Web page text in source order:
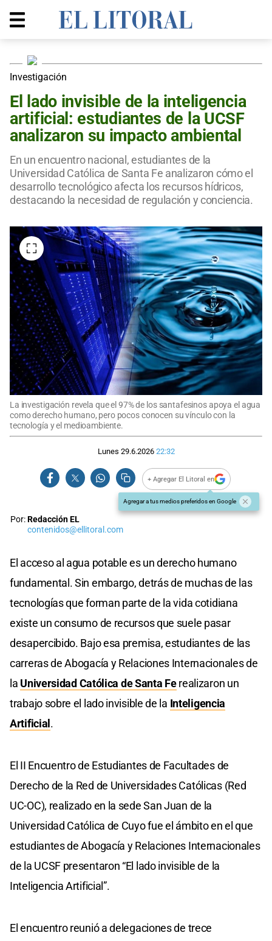
Investigación
El lado invisible de la inteligencia
artificial: estudiantes de la UCSF
analizaron su impacto ambiental
En un encuentro nacional, estudiantes de la
Universidad Católica de Santa Fe analizaron cómo el
desarrollo tecnológico afecta los recursos hídricos,
destacando la necesidad de regulación y conciencia.
La investigación revela que el 97% de los santafesinos apoya el agua
como derecho humano, pero pocos conocen su vínculo con la
tecnología y el medioambiente.
Lunes 29.6.2026 22:32
+ Agregar El Litoral en
Agregar a tus medios preferidos en Google
Por:Redacción EL
contenidos@ellitoral.com
El acceso al agua potable es un derecho humano
fundamental. Sin embargo, detrás de muchas de las
tecnologías que forman parte de la vida cotidiana
existe un consumo de recursos que suele pasar
desapercibido. Bajo esa premisa, estudiantes de las
carreras de Abogacía y Relaciones Internacionales de
la Universidad Católica de Santa Ferealizaron un
trabajo sobre el lado invisible de la Inteligencia
Artificial .
El II Encuentro de Estudiantes de Facultades de
Derecho de la Red de Universidades Católicas (Red
UC-OC), realizado en la sede San Juan de la
Universidad Católica de Cuyo fue el ámbito en el que
estudiantes de Abogacía y Relaciones Internacionales
de la UCSF presentaron “El lado invisible de la
Inteligencia Artificial”.
El encuentro reunió a delegaciones de trece